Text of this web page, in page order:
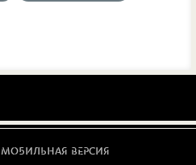
МОБИЛЬНАЯ ВЕРСИЯ